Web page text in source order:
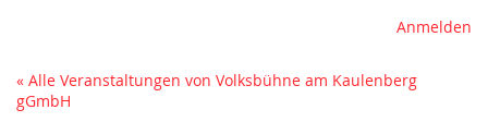
Anmelden
« Alle Veranstaltungen von Volksbühne am Kaulenberg
gGmbH